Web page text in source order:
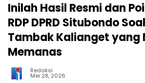
Inilah Hasil Resmi dan
RDP DPRD Situbondo
Tambak Kalianget yang
Memanas
Redaksi
Mei 28, 2026